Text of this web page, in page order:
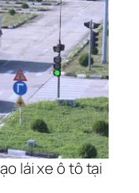
lái xe ô tô tại